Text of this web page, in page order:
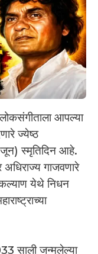
आपल्या
ज्येष्ठ
स्मृतिदिन आहे.
गाजवणारे
येथे निधन
साली जन्मलेल्या